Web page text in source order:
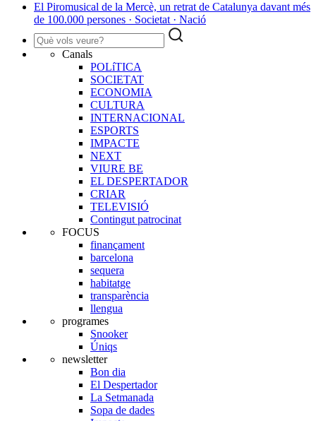
El Piromusical de la Mercè, un retrat de Catalunya davant més
de 100.000 persones · Societat · Nació
Canals
POLíTICA
SOCIETAT
ECONOMIA
CULTURA
INTERNACIONAL
ESPORTS
IMPACTE
NEXT
VIURE BE
EL DESPERTADOR
CRIAR
TELEVISIÓ
Contingut patrocinat
FOCUS
finançament
barcelona
sequera
habitatge
transparència
llengua
programes
Snooker
Úniqs
newsletter
Bon dia
El Despertador
La Setmanada
Sopa de dades